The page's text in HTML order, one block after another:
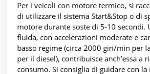
Per i veicoli con motore termico, si
di utilizzare il sistema Start&Stop o di
motore durante soste di 5-10 secondi.
fluida, con accelerazioni moderate e
basso regime (circa 2000 giri/min per
per il diesel), contribuisce anch’essa a
consumo. Si consiglia di guidare con